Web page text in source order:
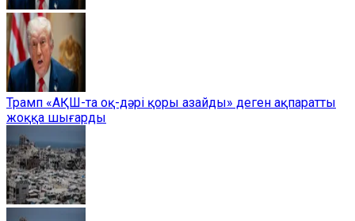
Трамп «АҚШ-та оқ-дәрі қоры азайды» деген ақпаратты
жоққа шығарды